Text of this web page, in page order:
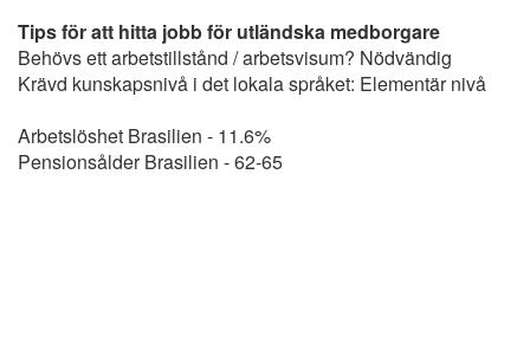
Tips för att hitta jobb för utländska medborgare
Behövs ett arbetstillstånd / arbetsvisum? Nödvändig
Krävd kunskapsnivå i det lokala språket: Elementär nivå
Arbetslöshet Brasilien - 11.6%
Pensionsålder Brasilien - 62-65